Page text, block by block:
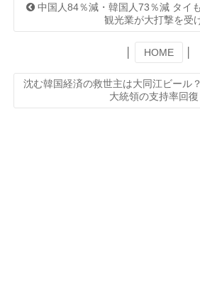
中国人84％減・韓国人73％減 タイ
観光業が大打撃を受
HOME
沈む韓国経済の救世主は大同江ビール
大統領の支持率回復